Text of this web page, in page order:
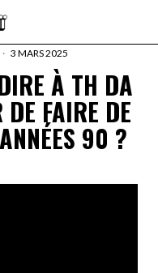
3 MARS 2025
À TH DA
DE FAIRE DE
90 ?